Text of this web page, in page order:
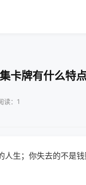
卡牌有什么特
读：1
生；你失去的不是